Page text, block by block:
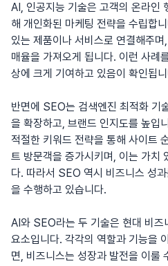
AI, 인공지능 기술은 고객의 온라인
해 개인화된 마케팅 전략을 수립합
있는 제품이나 서비스로 연결해주
매율을 가져오게 됩니다. 이런 사례
상에 크게 기여하고 있음이 확인됩
반면에 SEO는 검색엔진 최적화 기
을 확장하고, 브랜드 인지도를 높입
적절한 키워드 전략을 통해 사이트
트 방문객을 증가시키며, 이는 가치
다. 따라서 SEO 역시 비즈니스 성
을 수행하고 있습니다.
AI와 SEO라는 두 기술은 현대 비즈
요소입니다. 각각의 역할과 기능을
면, 비즈니스는 성장과 발전을 이룰